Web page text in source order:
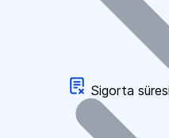
Sigorta